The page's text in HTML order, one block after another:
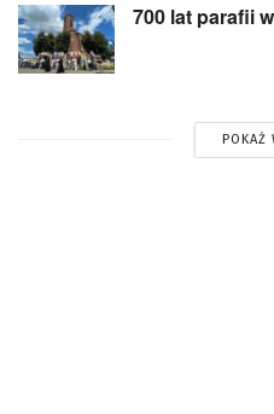
700 lat parafii
POKAŻ